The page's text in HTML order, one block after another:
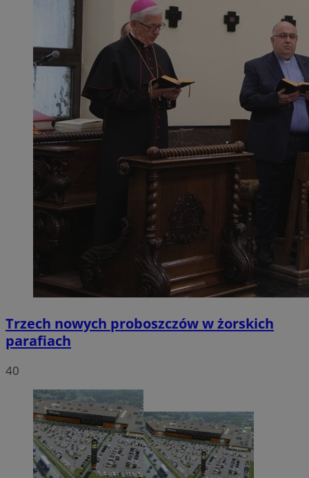
Trzech nowych proboszczów w żorskich
parafiach
40